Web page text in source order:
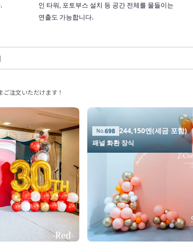
인 타워, 포토부스 설치 등 공간 전체를 물들이는
연출도 가능합니다.
ご注文いただけます！
698 244,150엔(세금 포함)
패널 화환 장식